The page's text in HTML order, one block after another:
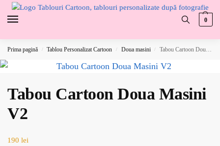
0
Prima pagină / Tablou Personalizat Cartoon / Doua masini / Tabou Cartoon Doua Masini V2
Tabou Cartoon Doua Masini
V2
190 lei